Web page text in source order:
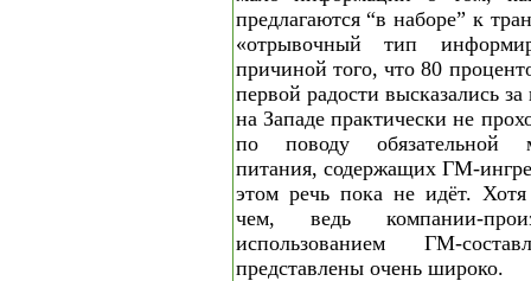
предлагаются “в наборе” к
«отрывочный тип
причиной того, что 80
первой радости высказались
на Западе практически не
по поводу обязательной
питания, содержащих ГМ-
этом речь пока не идёт.
чем, ведь компании-
использованием ГМ-
представлены очень широко.